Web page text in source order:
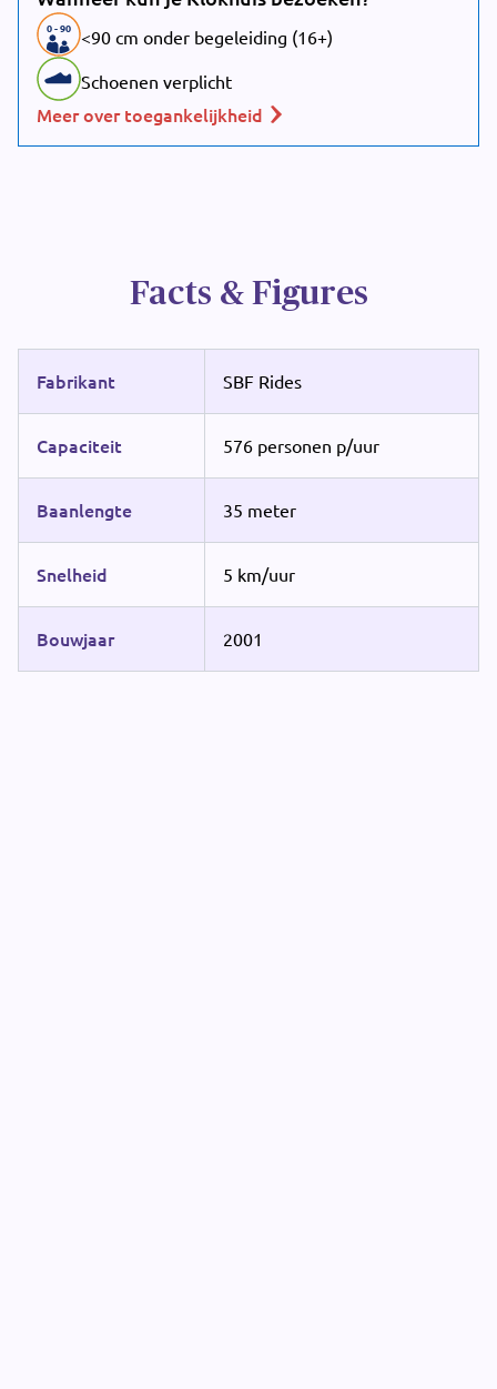
0-90
<90 cm onder begeleiding (16+)
Schoenen verplicht
Meer over toegankelijkheid
Facts & Figures
Fabrikant SBF Rides
Capaciteit 576 personen p/uur
Baanlengte 35 meter
Snelheid 5 km/uur
Bouwjaar 2001